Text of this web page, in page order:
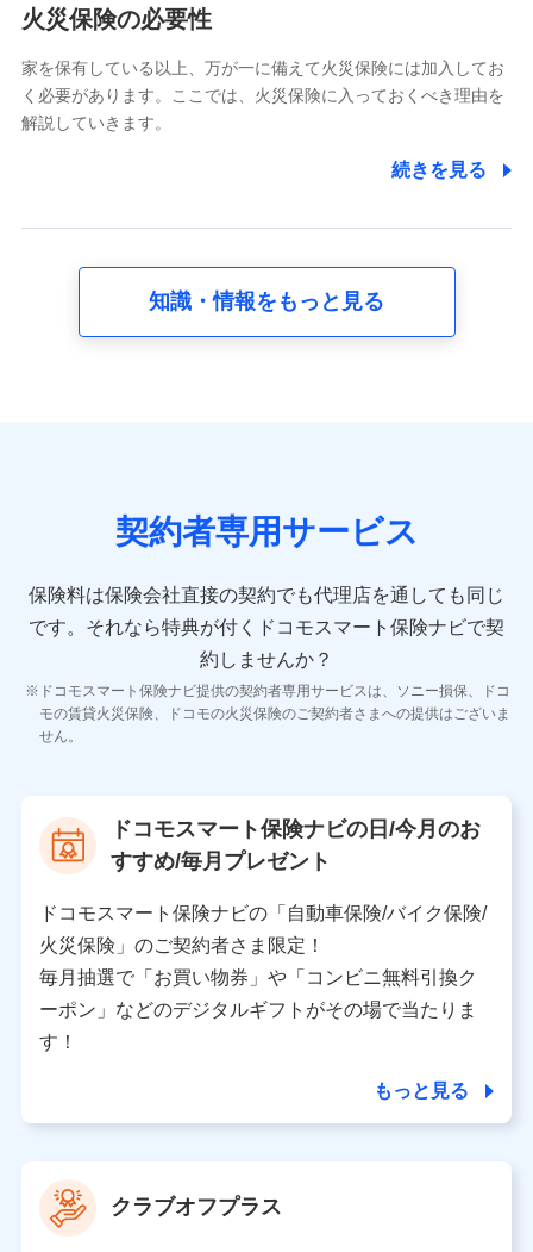
電話対応の品質向上およびお問合せ内容の正確な把握のため
6.採用応募者の個人情報
採用選考および入社手続を実施するため
8.取引先個人情報
取引先としての選定業務、営業情報の提供業務、契約締結手
10.受託業務の 個人情報
11.マイカー通勤管理クラウド並びに法人向けASPサー
ビスに関してのお問い合わせ情報
各種お問い合わせに対応するため
当社のサービスに関する情報提供や、皆様に有用なお知らせ
をお送りするため
当社の対応品質向上やお問い合わせ内容の正確な把握のため
個人情報保護管理者の職名、連絡先
〒103-0013 東京都中央区日本橋人形町2-14-10 アー
バンネット日本橋ビル 3F
株式会社ドコモ・インシュアランス
個人情報の第三者提供について
当社は利用目的の達成に必要な範囲内において個人情報
の取り扱いの全部または一部を委託する場合がありま
す。
火災保険の必要性
家を保有している以上、万が一に備えて火災保険には加入してお
く必要があります。ここでは、火災保険に入っておくべき理由を
解説していきます。
続きを見る
知識・情報をもっと見る
契約者専用サービス
保険料は保険会社直接の契約でも代理店を通しても同じ
です。 それなら特典が付くドコモスマート保険ナビで契
約しませんか？
ドコモスマート保険ナビ提供の契約者専用サービスは、ソニー損保、ドコ
モの賃貸火災保険、ドコモの火災保険のご契約者さまへの提供はございま
せん。
ドコモスマート保険ナビの日/今月のお
すすめ/毎月プレゼント
ドコモスマート保険ナビの「自動車保険/バイク保険/
火災保険」のご契約者さま限定！
毎月抽選で「お買い物券」や「コンビニ無料引換ク
ーポン」などのデジタルギフトがその場で当たりま
す！
もっと見る
クラブオフプラス